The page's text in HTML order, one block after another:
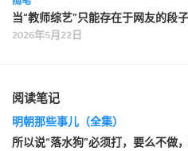
当“教师综艺”只能存在于网友的段
2026年5月22日
阅读笔记
明朝那些事儿（全集）
所以说“落水狗”必须打，要么不做